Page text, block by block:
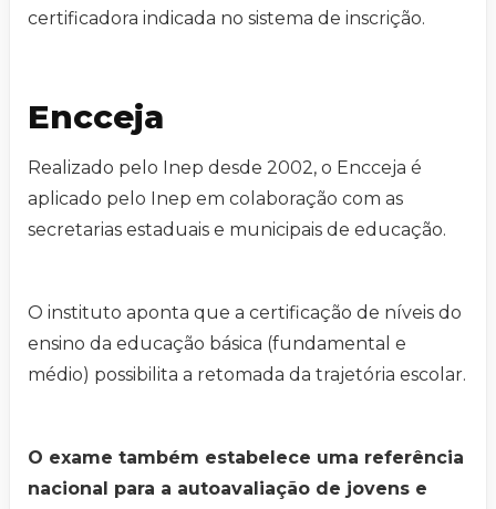
certificadora indicada no sistema de inscrição.
Encceja
Realizado pelo Inep desde 2002, o Encceja é
aplicado pelo Inep em colaboração com as
secretarias estaduais e municipais de educação.
O instituto aponta que a certificação de níveis do
ensino da educação básica (fundamental e
médio) possibilita a retomada da trajetória escolar.
O exame também estabelece uma referência
nacional para a autoavaliação de jovens e